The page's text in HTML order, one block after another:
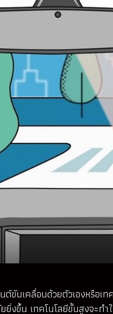
ขับเคลื่อนด้วยตัวเองหรือ
ขึ้น เทคโนโลยีขั้นสูงจะทำใ